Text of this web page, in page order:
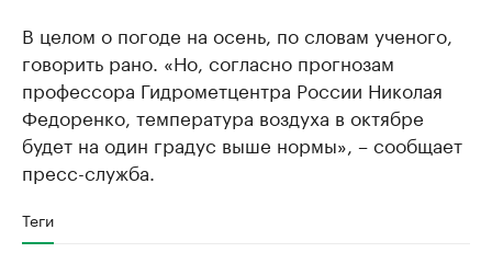
В целом о погоде на осень, по словам ученого,
говорить рано. «Но, согласно прогнозам
профессора Гидрометцентра России Николая
Федоренко, температура воздуха в октябре
будет на один градус выше нормы», – сообщает
пресс-служба.
Теги